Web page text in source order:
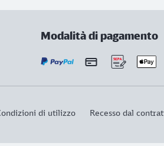
Modalità di pagamento
di utilizzo Recesso dal